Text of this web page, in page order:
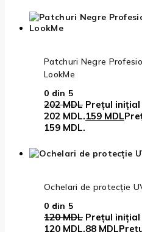
Patchuri Negre
LookMe
0 din 5
202MDL Prețul
202 MDL.159 MDL
159 MDL.
Ochelari de protecție
0 din 5
120MDL Prețul
120 MDL.88 MDL